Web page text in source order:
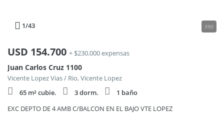
1/43 390
USD 154.700 + $230.000 expensas
Juan Carlos Cruz 1100
Vicente Lopez Vias / Rio, Vicente Lopez
65 m² cubie.
3 dorm.
1 baño
EXC DEPTO DE 4 AMB C/BALCON EN EL BAJO VTE LOPEZ